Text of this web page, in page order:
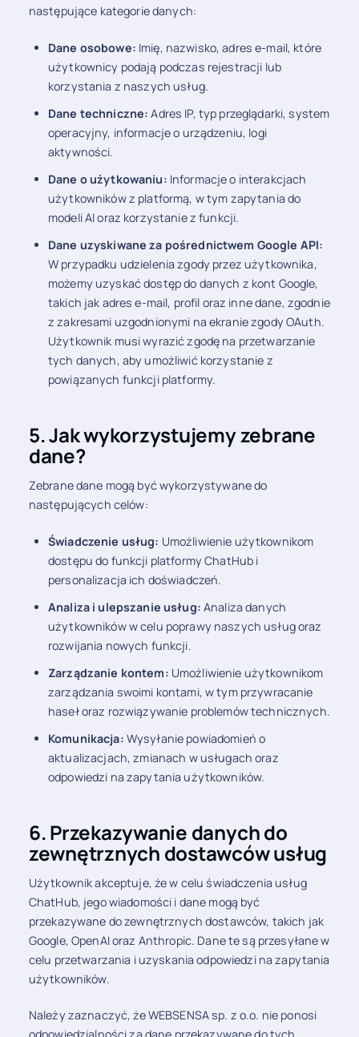
następujące kategorie danych:
Dane osobowe: Imię, nazwisko, adres e-mail, które
użytkownicy podają podczas rejestracji lub
korzystania z naszych usług.
Dane techniczne:Adres IP, typ przeglądarki, system
operacyjny, informacje o urządzeniu, logi
aktywności.
Dane o użytkowaniu: Informacje o interakcjach
użytkowników z platformą, w tym zapytania do
modeli AI oraz korzystanie z funkcji.
Dane uzyskiwane za pośrednictwem Google API:
W przypadku udzielenia zgody przez użytkownika,
możemy uzyskać dostęp do danych z kont Google,
takich jak adres e-mail, profil oraz inne dane, zgodnie
z zakresami uzgodnionymi na ekranie zgody OAuth.
Użytkownik musi wyrazić zgodę na przetwarzanie
tych danych, aby umożliwić korzystanie z
powiązanych funkcji platformy.
5. Jak wykorzystujemy zebrane
dane?
Zebrane dane mogą być wykorzystywane do
następujących celów:
Świadczenie usług: Umożliwienie użytkownikom
dostępu do funkcji platformy ChatHub i
personalizacja ich doświadczeń.
Analiza i ulepszanie usług:Analiza danych
użytkowników w celu poprawy naszych usług oraz
rozwijania nowych funkcji.
Zarządzanie kontem: Umożliwienie użytkownikom
zarządzania swoimi kontami, w tym przywracanie
haseł oraz rozwiązywanie problemów technicznych.
Komunikacja: Wysyłanie powiadomień o
aktualizacjach, zmianach w usługach oraz
odpowiedzi na zapytania użytkowników.
6. Przekazywanie danych do
zewnętrznych dostawców usług
Użytkownik akceptuje, że w celu świadczenia usług
ChatHub, jego wiadomości i dane mogą być
przekazywane do zewnętrznych dostawców, takich jak
Google, OpenAI oraz Anthropic. Dane te są przesyłane w
celu przetwarzania i uzyskania odpowiedzi na zapytania
użytkowników.
Należy zaznaczyć, że WEBSENSA sp. z o.o. nie ponosi